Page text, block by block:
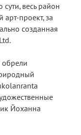
весь район
арт-проект, за
созданная
обрели
Йоханна